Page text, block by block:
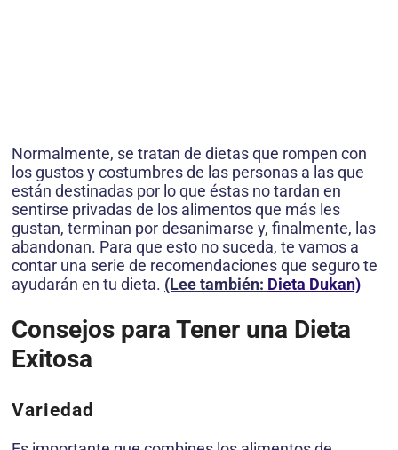
Normalmente, se tratan de dietas que rompen con
los gustos y costumbres de las personas a las que
están destinadas por lo que éstas no tardan en
sentirse privadas de los alimentos que más les
gustan, terminan por desanimarse y, finalmente, las
abandonan. Para que esto no suceda, te vamos a
contar una serie de recomendaciones que seguro te
ayudarán en tu dieta. (Lee también: Dieta Dukan)
Consejos para Tener una Dieta
Exitosa
Variedad